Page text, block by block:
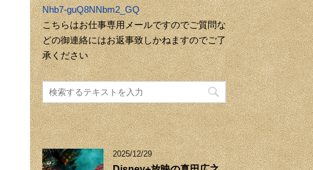
Nhb7-guQ8NNbm2_GQ
こちらはお仕事専用メールですのでご質問な
どの御連絡にはお返事致しかねますのでご了
承ください
2025/12/29